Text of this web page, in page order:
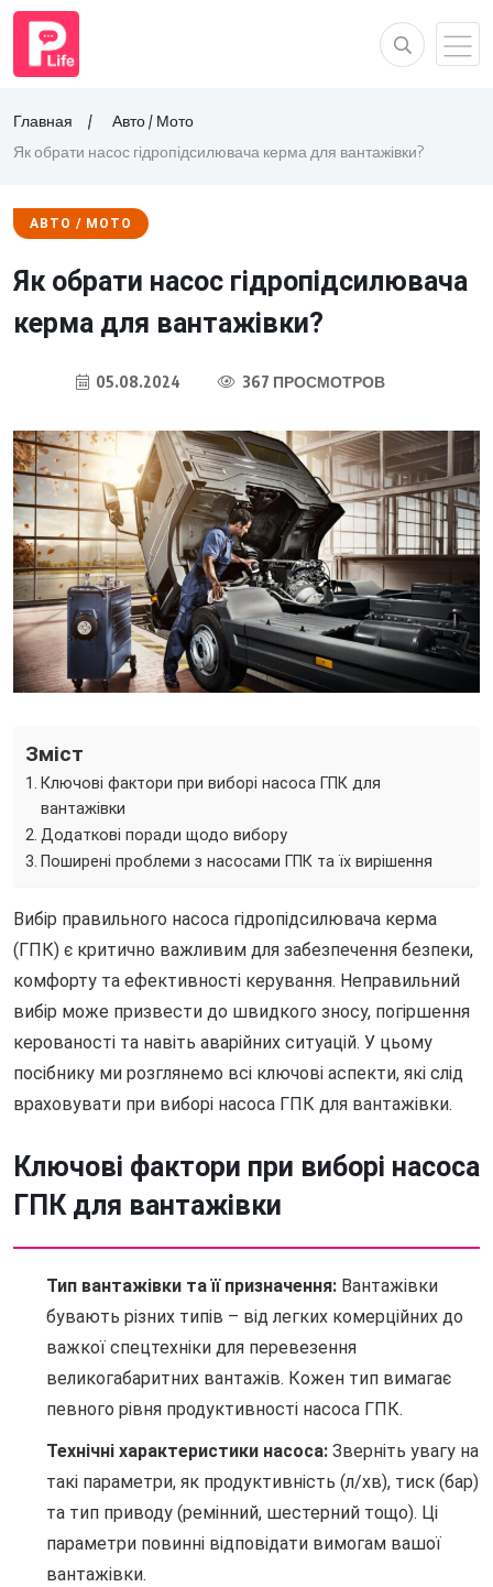
Главная
Авто / Мото
Як обрати насос гідропідсилювача керма для вантажівки?
АВТО / МОТО
Як обрати насос гідропідсилювача
керма для вантажівки?
05.08.2024 367 ПРОСМОТРОВ
Зміст
Ключові фактори при виборі насоса ГПК для
вантажівки
Додаткові поради щодо вибору
Поширені проблеми з насосами ГПК та їх вирішення
Вибір правильного насоса гідропідсилювача керма
(ГПК) є критично важливим для забезпечення безпеки,
комфорту та ефективності керування. Неправильний
вибір може призвести до швидкого зносу, погіршення
керованості та навіть аварійних ситуацій. У цьому
посібнику ми розглянемо всі ключові аспекти, які слід
враховувати при виборі насоса ГПК для вантажівки.
Ключові фактори при виборі насоса
ГПК для вантажівки
Тип вантажівки та її призначення: Вантажівки
бувають різних типів – від легких комерційних до
важкої спецтехніки для перевезення
великогабаритних вантажів. Кожен тип вимагає
певного рівня продуктивності насоса ГПК.
Технічні характеристики насоса: Зверніть увагу на
такі параметри, як продуктивність (л/хв), тиск (бар)
та тип приводу (ремінний, шестерний тощо). Ці
параметри повинні відповідати вимогам вашої
вантажівки.